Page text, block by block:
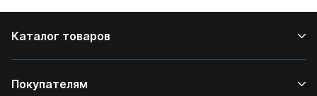
Каталог товаров
Покупателям